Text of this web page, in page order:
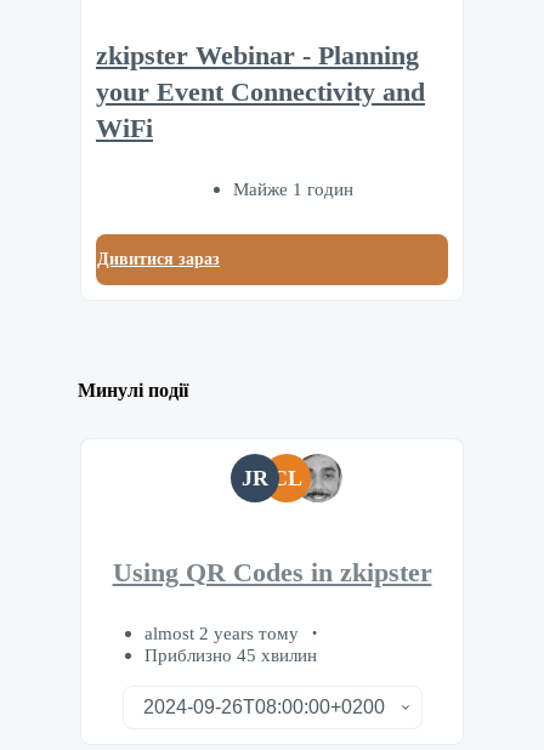
zkipster Webinar - Planning
your Event Connectivity and
WiFi
Майже 1 годин
Дивитися зараз
Минулі події
JR CL
Using QR Codes in zkipster
almost 2 years тому
Приблизно 45 хвилин